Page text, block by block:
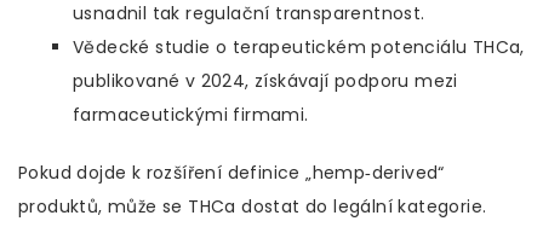
usnadnil tak regulační transparentnost.
Vědecké studie o terapeutickém potenciálu THCa,
publikované v 2024, získávají podporu mezi
farmaceutickými firmami.
Pokud dojde k rozšíření definice „hemp‑derived“
produktů, může se THCa dostat do legální kategorie.